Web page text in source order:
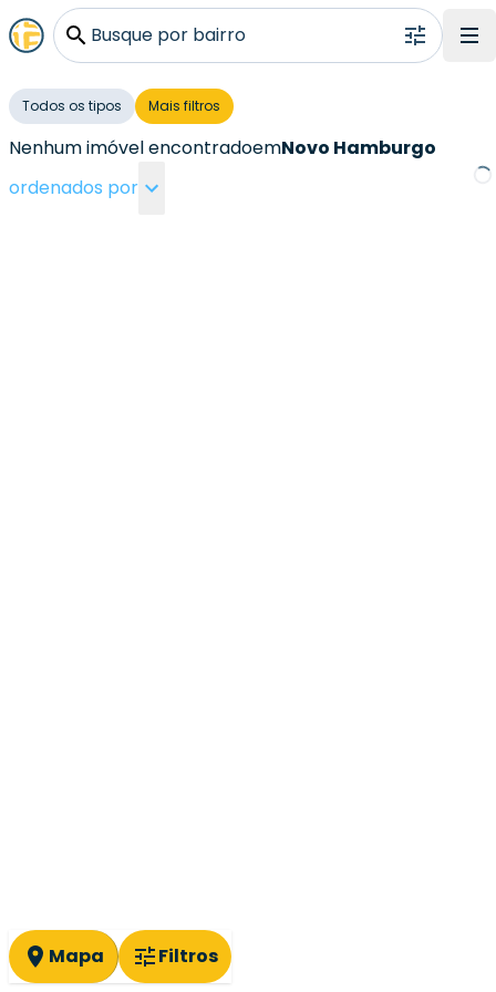
Busque por bairro
Todos os tipos Mais filtros
Mapa Filtros
Nenhum imóvel encontradoemNovo Hamburgo
ordenados por